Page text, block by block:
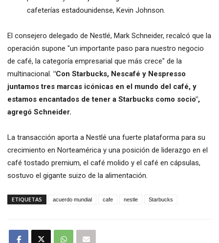
cafeterías estadounidense, Kevin Johnson.
El consejero delegado de Nestlé, Mark Schneider, recalcó que la
operación supone "un importante paso para nuestro negocio
de café, la categoría empresarial que más crece" de la
multinacional. "Con Starbucks, Nescafé y Nespresso
juntamos tres marcas icónicas en el mundo del café, y
estamos encantados de tener a Starbucks como socio",
agregó Schneider.
La transacción aporta a Nestlé una fuerte plataforma para su
crecimiento en Norteamérica y una posición de liderazgo en el
café tostado premium, el café molido y el café en cápsulas,
sostuvo el gigante suizo de la alimentación.
ETIQUETAS acuerdo mundial cafe nestle Starbucks